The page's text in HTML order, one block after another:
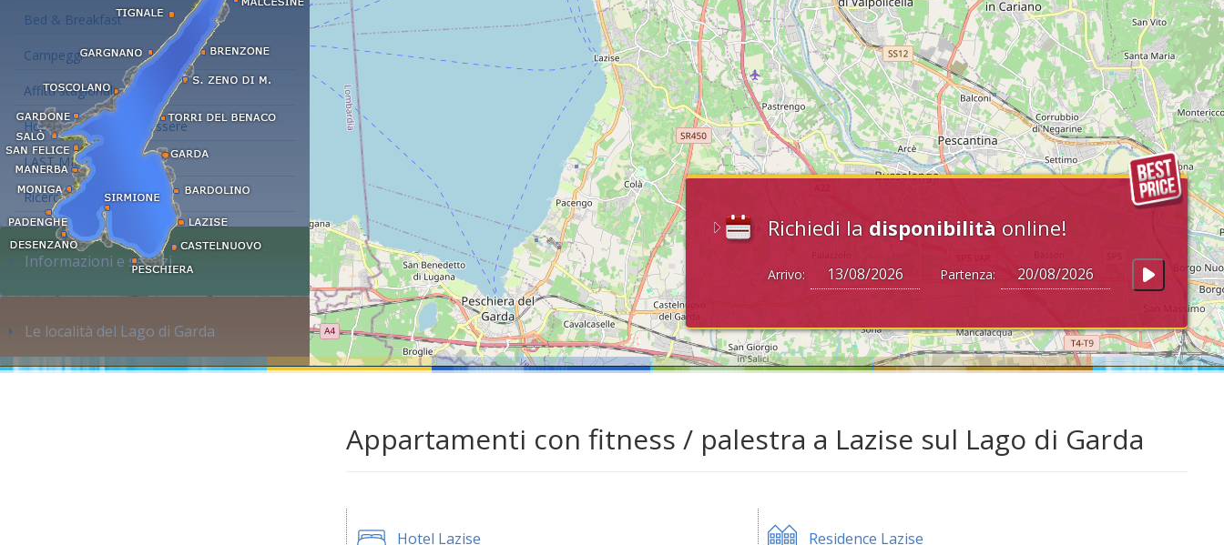
Richiedi la disponibilità online!
Arrivo: Partenza:
Bed & Breakfast
Campeggi
Affitti stagionali
Hotel con centro benessere
LAST MINUTE
Ricerca alloggi...
Informazioni e servizi
Le località del Lago di Garda
Appartamenti con fitness / palestra a Lazise sul Lago di Garda
Hotel Lazise Residence Lazise